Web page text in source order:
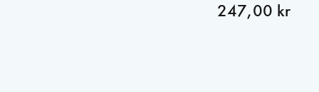
247,00 kr